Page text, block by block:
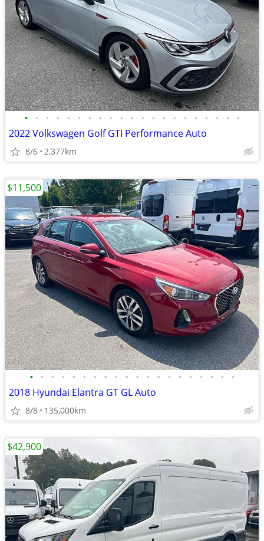
• • • • • • • • • • • • • • • • • • • • •
2022 Volkswagen Golf GTI Performance Auto
8/6 2,377km
• • • • • • • • • • • • • • • • • • • •
2018 Hyundai Elantra GT GL Auto
8/8 135,000km
$11,500
$42,900